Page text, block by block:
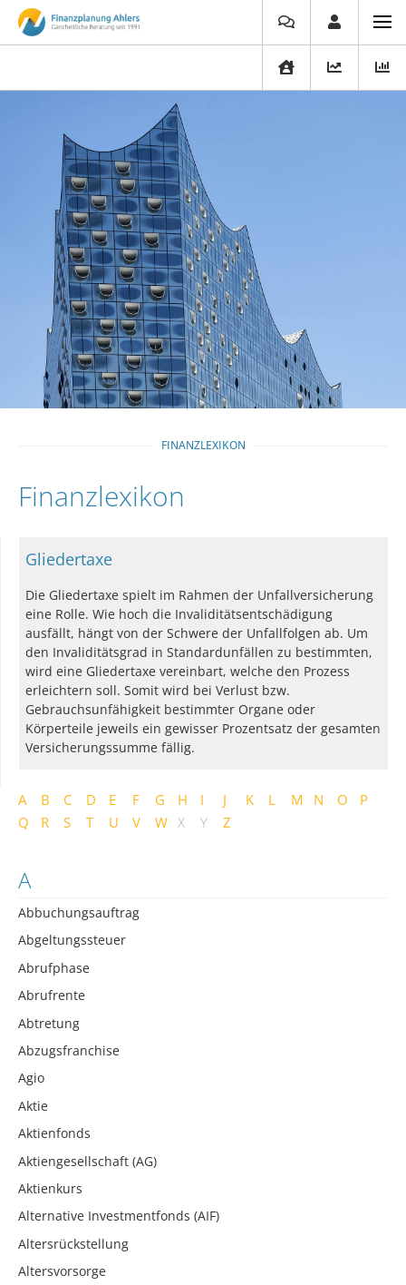
FINANZLEXIKON
Finanzlexikon
A B C D E F G H I J K L M N O
P
Q
R S T U V W X Y Z
A
Abbuchungsauftrag
Abgeltungssteuer
Abrufphase
Abrufrente
Abtretung
Abzugsfranchise
Agio
Aktie
Aktienfonds
Aktiengesellschaft (AG)
Aktienkurs
Alternative Investmentfonds (AIF)
Altersrückstellung
Altersvorsorge
Gliedertaxe
Die Gliedertaxe spielt im Rahmen der Unfallversicherung
eine Rolle. Wie hoch die Invaliditätsentschädigung
ausfällt, hängt von der Schwere der Unfallfolgen ab. Um
den Invaliditätsgrad in Standardunfällen zu bestimmten,
wird eine Gliedertaxe vereinbart, welche den Prozess
erleichtern soll. Somit wird bei Verlust bzw.
Gebrauchsunfähigkeit bestimmter Organe oder
Körperteile jeweils ein gewisser Prozentsatz der gesamten
Versicherungssumme fällig.